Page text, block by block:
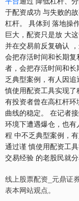
于配资成功 与失败的
杠杆。 具体到 落地操
巨大，配资只是放 大
并在交易前反复确认
会把存活时间和长期
者，会把存活时间和
乏典型案例，有人因
慎使用配资工具实现了
有投资者曾在高杠杆
曲线的稳定。 在记者
环境下遭遇爆仓，也
程 中不乏典型案例，
通过谨 慎使用配资工
交易经验 的老股民就
线上股票配资_元鼎证
表本网站观点。